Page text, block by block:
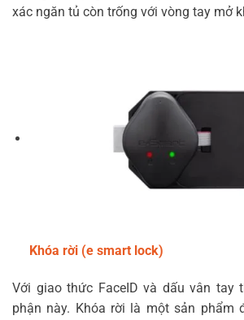
xác ngăn tủ còn trống với vòng tay mở
Khóa rời (e smart lock)
Với giao thức FaceID và dấu vân tay
phận này. Khóa rời là một sản phẩm